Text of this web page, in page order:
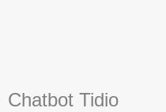
Chatbot Tidio